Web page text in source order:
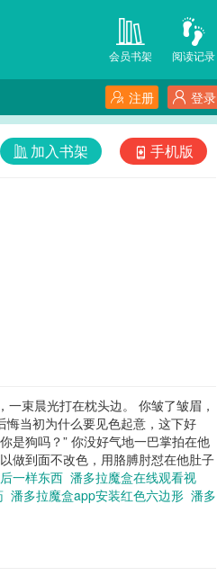
阅读记录
会员书架
登录
注册
手机版
加入书架
束晨光打在枕头边。 你皱了皱眉，
当初为什么要见色起意，这下好
是狗吗？” 你没好气地一巴掌拍在他
做到面不改色，用胳膊肘怼在他肚子
一样东西 潘多拉魔盒在线观看视
潘多拉魔盒app安装红色六边形 潘多